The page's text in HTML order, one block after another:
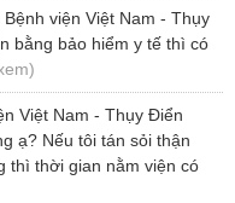
viện Việt Nam - Thụy
bằng bảo hiểm y tế thì có
Việt Nam - Thụy Điển
ạ? Nếu tôi tán sỏi thận
thì thời gian nằm viện có